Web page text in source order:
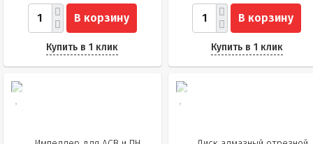
В корзину
Купить в 1 клик
В корзину
Купить в 1 клик